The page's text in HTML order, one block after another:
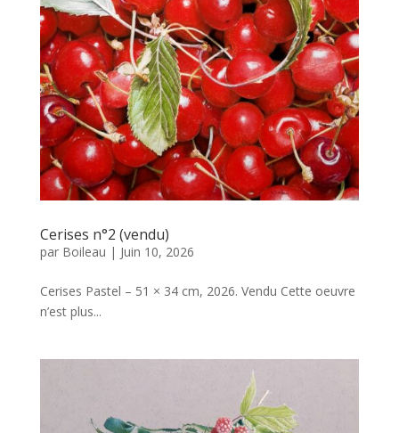
Cerises n°2 (vendu)
par Boileau | Juin 10, 2026
Cerises Pastel – 51 × 34 cm, 2026. Vendu Cette oeuvre
n’est plus...